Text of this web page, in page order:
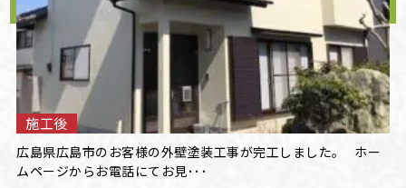
施工後
広島県広島市のお客様の外壁塗装工事が完工しました。 ホー
ムページからお電話にてお見･･･